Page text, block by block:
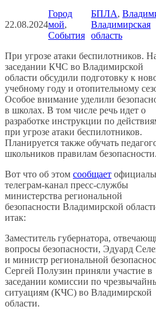
22.08.2024
Город
мой
События
БПЛА,
Владимирская
область
При угрозе атаки беспилотников.
заседании КЧС во Владимирской
области обсудили подготовку к
учебному году и отопительному
Особое внимание уделили
в школах. В том числе речь идет о
разработке инструкции по
при угрозе атаки беспилотников.
Планируется также обучать
школьников правилам безопасности.
Вот что об этом сообщает
телеграм-канал пресс-службы
министерства региональной
безопасности Владимирской
итак:
Заместитель губернатора,
вопросы безопасности, Эдуард
и министр региональной
Сергей Полузин приняли участие в
заседании комиссии по
ситуациям (КЧС) во Владимирской
области.